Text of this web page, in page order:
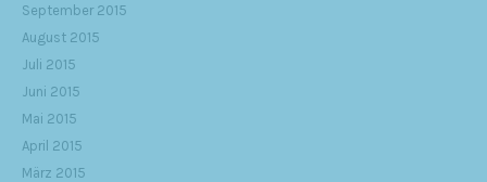
September 2015
August 2015
Juli 2015
Juni 2015
Mai 2015
April 2015
März 2015